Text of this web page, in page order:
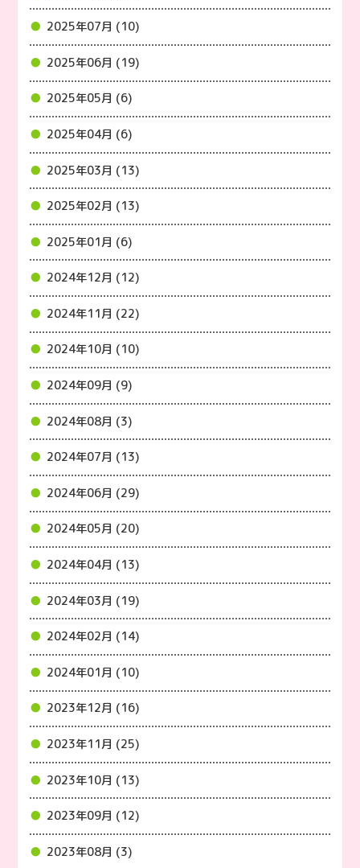
2025年07月 (10)
2025年06月 (19)
2025年05月 (6)
2025年04月 (6)
2025年03月 (13)
2025年02月 (13)
2025年01月 (6)
2024年12月 (12)
2024年11月 (22)
2024年10月 (10)
2024年09月 (9)
2024年08月 (3)
2024年07月 (13)
2024年06月 (29)
2024年05月 (20)
2024年04月 (13)
2024年03月 (19)
2024年02月 (14)
2024年01月 (10)
2023年12月 (16)
2023年11月 (25)
2023年10月 (13)
2023年09月 (12)
2023年08月 (3)